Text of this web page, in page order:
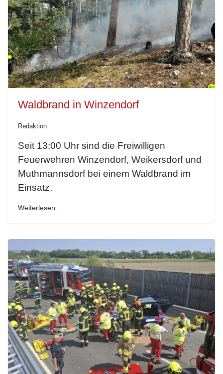
Waldbrand in Winzendorf
Redaktion
Seit 13:00 Uhr sind die Freiwilligen
Feuerwehren Winzendorf, Weikersdorf und
Muthmannsdorf bei einem Waldbrand im
Einsatz.
Weiterlesen …